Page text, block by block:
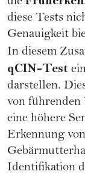
diese Tests
Genauigkeit
In diesem
qCIN-Test
darstellen.
von führenden
eine höhere
Erkennung
Identifikation